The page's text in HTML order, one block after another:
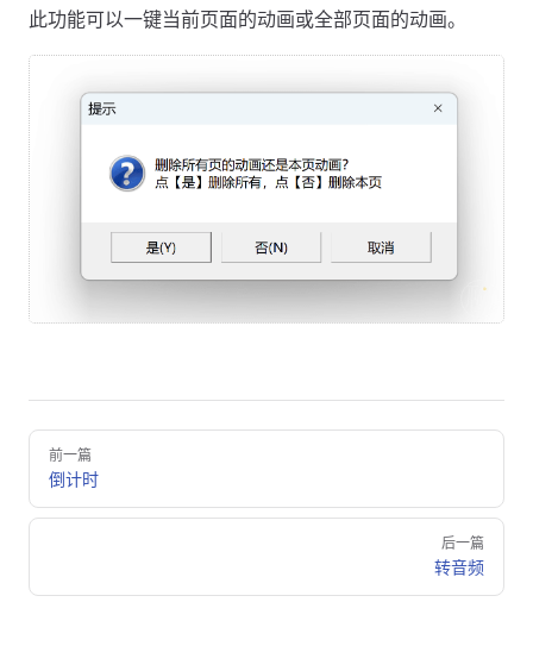
此功能可以一键当前页面的动画或全部页面的动画。
Pager
前一篇
倒计时
后一篇
转音频